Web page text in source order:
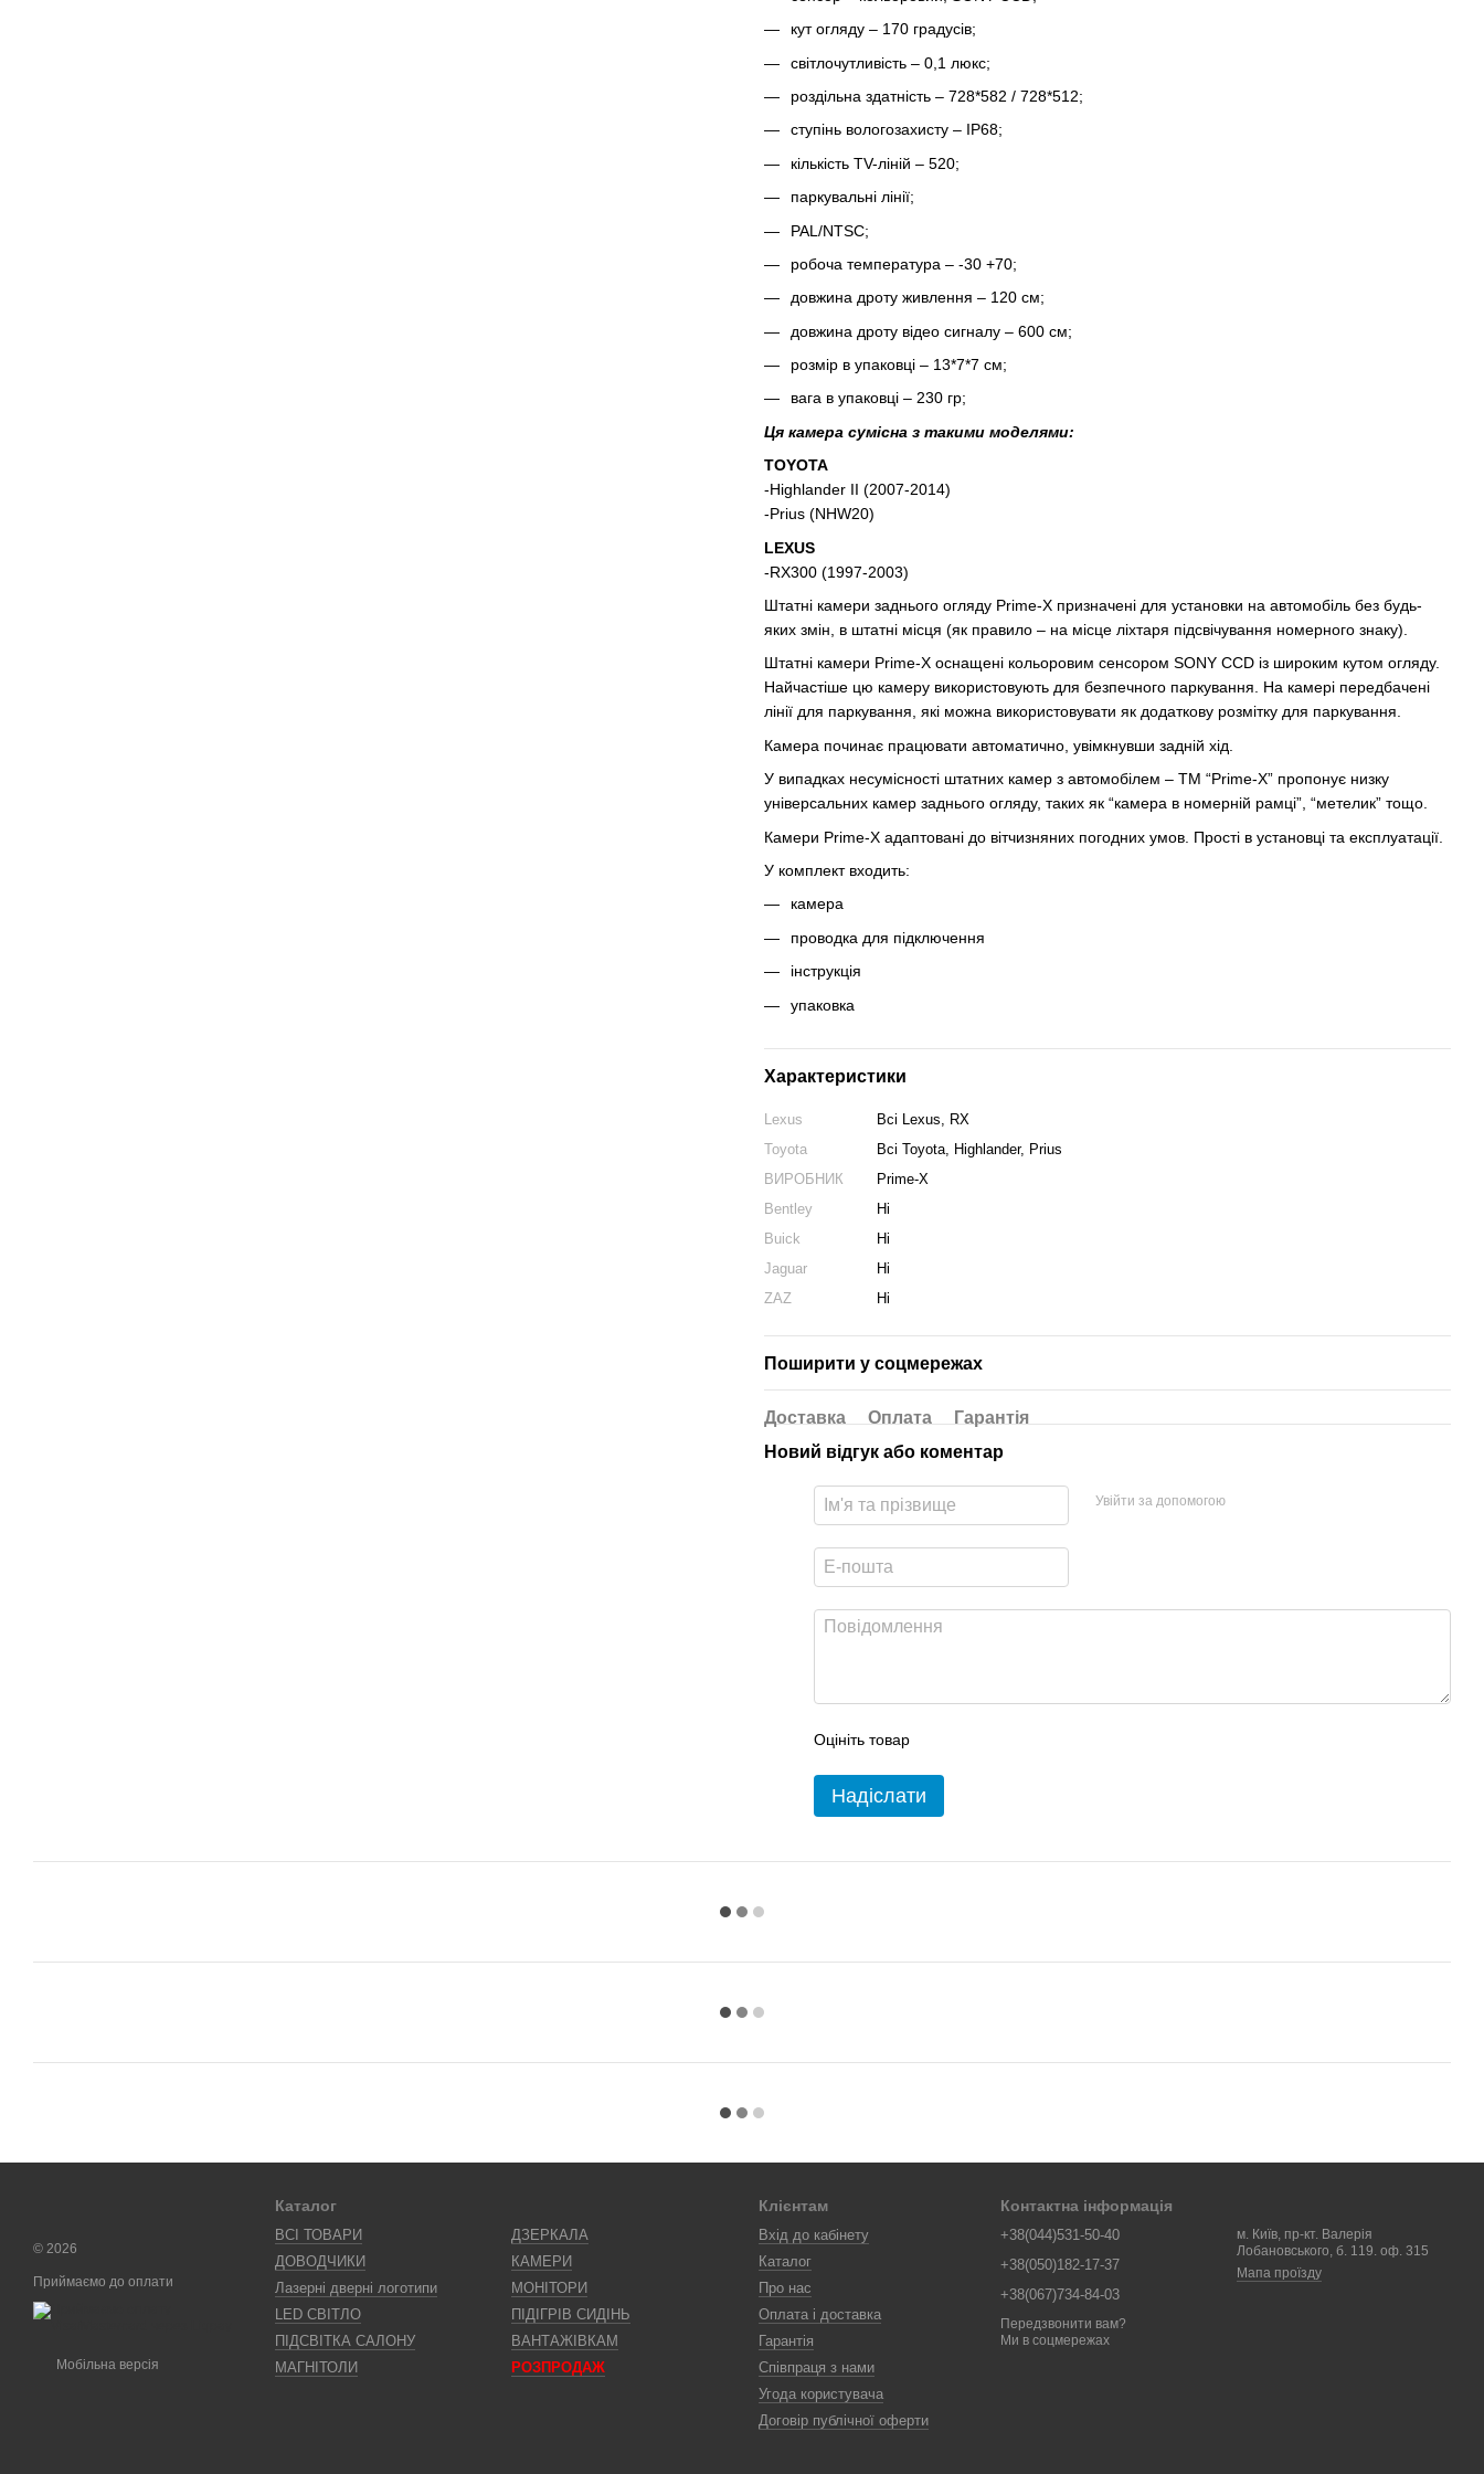
кут огляду – 170 градусів;
світлочутливість – 0,1 люкс;
роздільна здатність – 728*582 / 728*512;
ступінь вологозахисту – IP68;
кількість TV-ліній – 520;
паркувальні лінії;
PAL/NTSC;
робоча температура – -30 +70;
довжина дроту живлення – 120 см;
довжина дроту відео сигналу – 600 см;
розмір в упаковці – 13*7*7 см;
вага в упаковці – 230 гр;
Ця камера сумісна з такими моделями:
TOYOTA
-Highlander II (2007-2014)
-Prius (NHW20)
LEXUS
-RX300 (1997-2003)
Штатні камери заднього огляду Prime-X призначені для установки на автомобіль без будь-
яких змін, в штатні місця (як правило – на місце ліхтаря підсвічування номерного знаку).
Штатні камери Prime-X оснащені кольоровим сенсором SONY CCD із широким кутом огляду.
Найчастіше цю камеру використовують для безпечного паркування. На камері передбачені
лінії для паркування, які можна використовувати як додаткову розмітку для паркування.
Камера починає працювати автоматично, увімкнувши задній хід.
У випадках несумісності штатних камер з автомобілем – TM “Prime-X” пропонує низку
універсальних камер заднього огляду, таких як “камера в номерній рамці”, “метелик” тощо.
Камери Prime-X адаптовані до вітчизняних погодних умов. Прості в установці та експлуатації.
У комплект входить:
камера
проводка для підключення
інструкція
упаковка
Характеристики
Lexus
Всі Lexus, RX
Toyota
Всі Toyota, Highlander, Prius
ВИРОБНИК
Prime-X
Bentley
Ні
Buick
Ні
Jaguar
Ні
ZAZ
Ні
Поширити у соцмережах
Доставка Оплата
Гарантія
Новий відгук або коментар
Увійти за допомогою
Оцініть товар
Надіслати
© 2026
Приймаємо до оплати
Мобільна версія
Каталог
ВСІ ТОВАРИ
ДОВОДЧИКИ
Лазерні дверні логотипи
LED СВІТЛО
ПІДСВІТКА САЛОНУ
МАГНІТОЛИ
ДЗЕРКАЛА
КАМЕРИ
МОНІТОРИ
ПІДІГРІВ СИДІНЬ
ВАНТАЖІВКАМ
РОЗПРОДАЖ
Клієнтам
Вхід до кабінету
Каталог
Про нас
Оплата і доставка
Гарантія
Співпраця з нами
Угода користувача
Договір публічної оферти
Контактна інформація
+38(044)531-50-40
+38(050)182-17-37
+38(067)734-84-03
Передзвонити вам?
м. Київ, пр-кт. Валерія
Лобановського, б. 119. оф. 315
Мапа проїзду
Ми в соцмережах